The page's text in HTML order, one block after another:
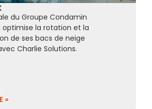
du Groupe Condamin
optimise la rotation et la
de ses bacs de neige
Charlie Solutions.
»